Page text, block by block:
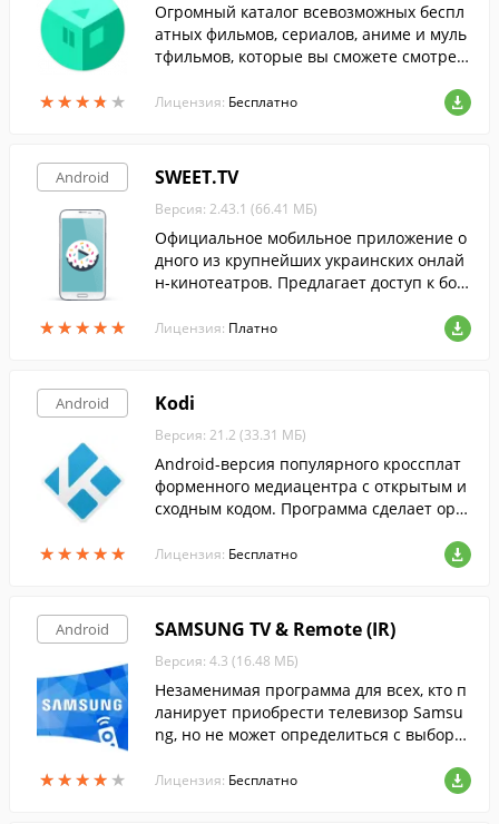
★★★★ ★
★★★★ ★
Огромный каталог всевозможных беспл
атных фильмов, сериалов, аниме и муль
тфильмов, которые вы сможете смотрет
любой момент.
Лицензия: Бесплатно
Android
★★★★★
★★★★★
SWEET.TV
Версия: 2.43.1 (66.41 МБ)
Официальное мобильное приложение о
дного из крупнейших украинских онлай
н-кинотеатров. Предлагает доступ к бол
со всего мира в хорошем качестве, без р
Лицензия: Платно
Android
★★★★★
★★★★★
Kodi
Версия: 21.2 (33.31 МБ)
Android-версия популярного кроссплат
форменного медиацентра с открытым и
сходным кодом. Программа сделает орга
я HTPC ещё удобнее.
Лицензия: Бесплатно
Android
★★★★ ★
★★★★ ★
SAMSUNG TV & Remote (IR)
Версия: 4.3 (16.48 МБ)
Незаменимая программа для всех, кто п
ланирует приобрести телевизор Samsu
ng, но не может определиться с выборо
Лицензия: Бесплатно